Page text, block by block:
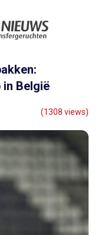
België
(1308 views)